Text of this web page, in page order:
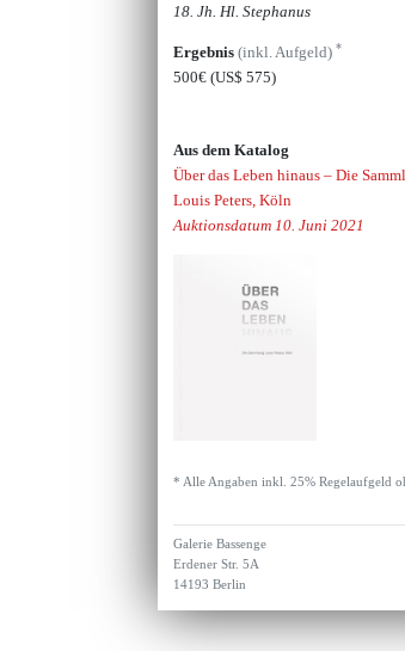
18. Jh. Hl. Stephanus
Ergebnis(inkl. Aufgeld)*
500€(US$ 575)
Aus dem Katalog
Über das Leben hinaus – Die
Louis Peters, Köln
Auktionsdatum 10. Juni 2021
* Alle Angaben inkl. 25% Regelaufgeld
Galerie Bassenge
Erdener Str. 5A
14193 Berlin